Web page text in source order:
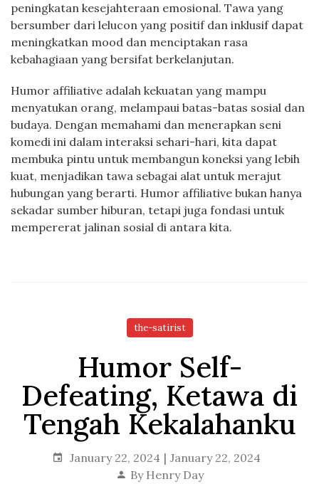
peningkatan kesejahteraan emosional. Tawa yang
bersumber dari lelucon yang positif dan inklusif dapat
meningkatkan mood dan menciptakan rasa
kebahagiaan yang bersifat berkelanjutan.
Humor affiliative adalah kekuatan yang mampu
menyatukan orang, melampaui batas-batas sosial dan
budaya. Dengan memahami dan menerapkan seni
komedi ini dalam interaksi sehari-hari, kita dapat
membuka pintu untuk membangun koneksi yang lebih
kuat, menjadikan tawa sebagai alat untuk merajut
hubungan yang berarti. Humor affiliative bukan hanya
sekadar sumber hiburan, tetapi juga fondasi untuk
mempererat jalinan sosial di antara kita.
the-satirist
Humor Self-
Defeating, Ketawa di
Tengah Kekalahanku
January 22, 2024
January 22, 2024
By Henry Day